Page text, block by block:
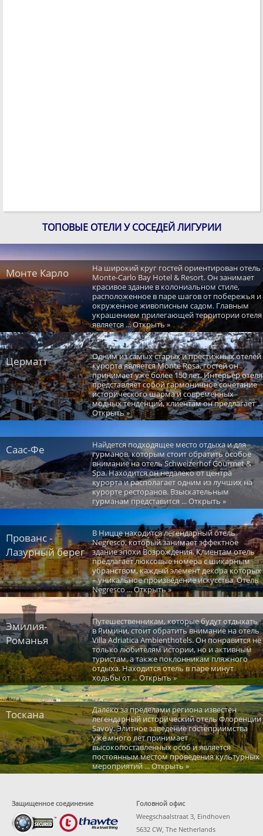
ТОПОВЫЕ ОТЕЛИ У СОСЕДЕЙ ЛИГУРИИ
Монте Карло
На широкий круг гостей ориентирован отель
Monte-Carlo Bay Hotel & Resort. Он занимает
красивое здание в колониальном стиле,
расположенное в паре шагов от побережья и
окруженное живописным садом. Главным
украшением прилегающей территории отеля
является ... Открыть »
Церматт
Одним из самых старых и престижных отелей
курорта является Monte Rosa, гостей он
принимает уже более 150 лет. Интерьер отеля
представляет собой гармоничное сочетание
исторического шарма и современных
модных тенденций, клиентам он предлагает ...
Открыть »
Саас-Фе
Найдется подходящее место отдыха и для
гурманов, которым стоит обратить особое
внимание на отель Schweizerhof Gourmet &
Spa. Находится он недалеко от центра
курорта и располагает одним из лучших на
курорте ресторанов. Взыскательным
гурманам представится ... Открыть »
Прованс -
Лазурный берег
В Ницце находится легендарный отель
Negresco, который занимает эффектное
здание эпохи Возрождения. Клиентам отель
предлагает люксовые номера с шикарным
убранством, каждый элемент декора которых
– уникальное произведение искусства. Отель
Negresco ... Открыть »
Эмилия-
Романья
Путешественникам, которые будут отдыхать
в Римини, стоит обратить внимание на отель
Villa Adriatica Ambienthotels. Он понравится не
только любителям истории, но и активным
туристам, а также поклонникам пляжного
отдыха. Находится отель в паре минут
ходьбы от ... Открыть »
Тоскана
Далеко за пределами региона известен
легендарный исторический отель Флоренции
Savoy. Элитное заведение гостеприимства
уже много лет принимает
высокопоставленных особ и является
постоянным местом проведения культурных
мероприятий ... Открыть »
Защищенное соединение
Головной офис
Weegschaalstraat 3, Eindhoven
5632 CW, The Netherlands